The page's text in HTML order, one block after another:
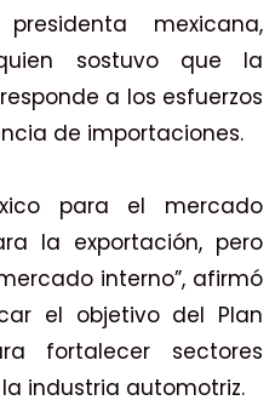
mexicana,
sostuvo que la
a los esfuerzos
de importaciones.
para el mercado
la exportación, pero
interno”, afirmó
el objetivo del Plan
fortalecer sectores
industria automotriz.